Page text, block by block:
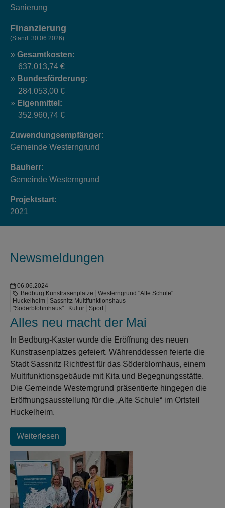
Sanierung
Finanzierung
(Stand: 30.06.2026)
Gesamtkosten:
637.013,74 €
Bundesförderung:
284.053,00 €
Eigenmittel:
352.960,74 €
Zuwendungsempfänger:
Gemeinde Westerngrund
Bauherr:
Gemeinde Westerngrund
Projektstart:
2021
Newsmeldungen
06.06.2024
Bedburg Kunstrasenplätze
Westerngrund "Alte Schule"
Huckelheim
Sassnitz Multifunktionshaus
"Söderblohmhaus"
Kultur Sport
Alles neu macht der Mai
In Bedburg-Kaster wurde die Eröffnung des neuen
Kunstrasenplatzes gefeiert. Währenddessen feierte die
Stadt Sassnitz Richtfest für das Söderblomhaus, einem
Multifunktionsgebäude mit Kita und Begegnungsstätte.
Die Gemeinde Westerngrund präsentierte hingegen die
Eröffnungsausstellung für die „Alte Schule“ im Ortsteil
Huckelheim.
Weiterlesen